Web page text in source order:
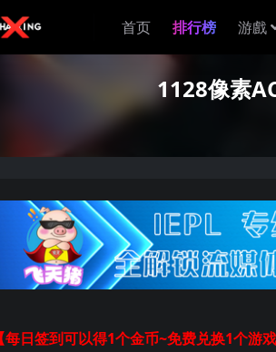
首页 排行榜 游戲
1128像素
【每日签到可以得1个金币~免费兑换1个游戏